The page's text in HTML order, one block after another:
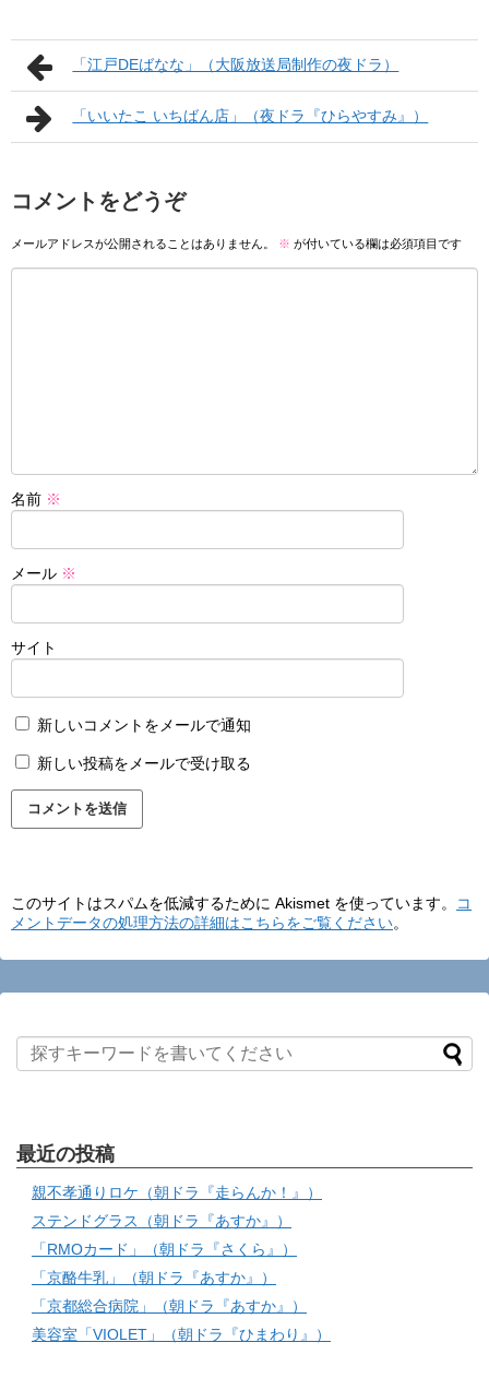
「江戸DEばなな」（大阪放送局制作の夜ドラ）
「いいたこ いちばん店」（夜ドラ『ひらやすみ』）
コメントをどうぞ
メールアドレスが公開されることはありません。 ※ が付いている欄は必須項目です
名前 ※
メール ※
サイト
新しいコメントをメールで通知
新しい投稿をメールで受け取る
このサイトはスパムを低減するために Akismet を使っています。
コ
メントデータの処理方法の詳細はこちらをご覧ください。
最近の投稿
親不孝通りロケ（朝ドラ『走らんか！』）
ステンドグラス（朝ドラ『あすか』）
「RMOカード」（朝ドラ『さくら』）
「京酪牛乳」（朝ドラ『あすか』）
「京都総合病院」（朝ドラ『あすか』）
美容室「VIOLET」（朝ドラ『ひまわり』）